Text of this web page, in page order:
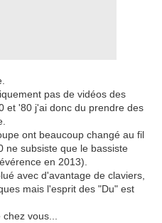
pas de vidéos des
et '80 j'ai donc du prendre des
ont beaucoup changé au fil
ne subsiste que le bassiste
en 2013).
avec d'avantage de claviers,
mais l'esprit des "Du" est
vous...